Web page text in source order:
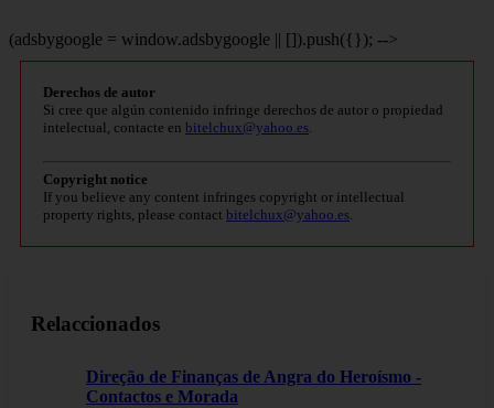
(adsbygoogle = window.adsbygoogle || []).push({}); -->
Derechos de autor
Si cree que algún contenido infringe derechos de autor o propiedad
intelectual, contacte en bitelchux@yahoo.es
Copyright notice
If you believe any content infringes copyright or intellectual
property rights, please contact bitelchux@yahoo.es
Relaccionados
Direção de Finanças de Angra do Heroísmo -
Contactos e Morada